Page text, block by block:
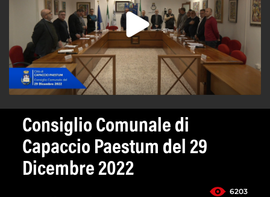
Consiglio Comunale di
Capaccio Paestum del 29
Dicembre 2022
6203